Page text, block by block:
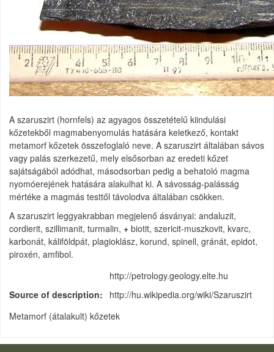
A szaruszirt (hornfels) az agyagos összetételű kiindulási
kőzetekből magmabenyomulás hatására keletkező, kontakt
metamorf kőzetek összefoglaló neve. A szaruszirt általában sávos
vagy palás szerkezetű, mely elsősorban az eredeti kőzet
sajátságából adódhat, másodsorban pedig a behatoló magma
nyomóerejének hatására alakulhat ki. A sávosság-palásság
mértéke a magmás testtől távolodva általában csökken.
A szaruszirt leggyakrabban megjelenő ásványai: andaluzit,
cordierit, szillimanit, turmalin, + biotit, szericit-muszkovit, kvarc,
karbonát, káliföldpát, plagioklász, korund, spinell, gránát, epidot,
piroxén, amfibol.
Source of description
http://petrology.geology.elte.hu
http://hu.wikipedia.org/wiki/Szaruszirt
Metamorf (átalakult) kőzetek